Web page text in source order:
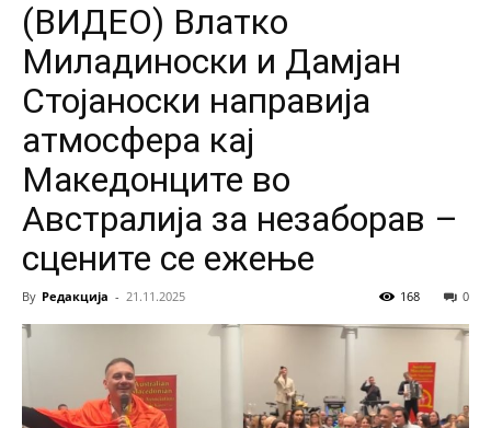
(ВИДЕО) Влатко
Миладиноски и Дамјан
Стојаноски направија
атмосфера кај
Македонците во
Австралија за незаборав –
сцените се ежење
By Редакција - 21.11.2025 0
168